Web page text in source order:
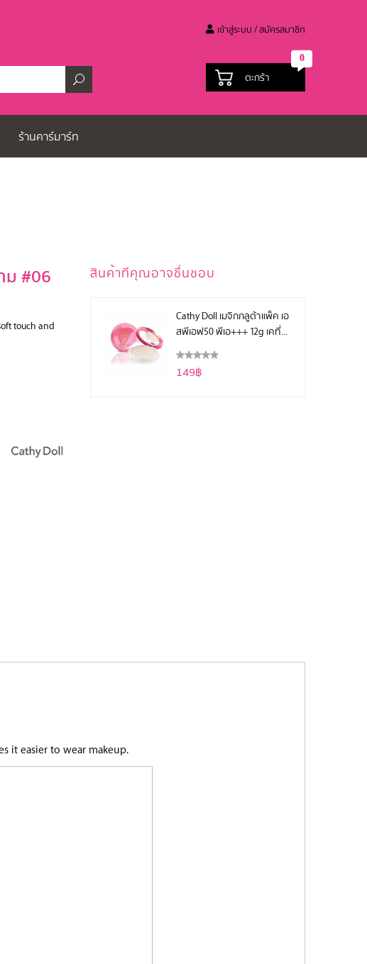
เข้าสู่ระบบ / สมัครสมาชิก
ตะกร้า
0
ร้านคาร์มาร์ท
ม #06
touch and
สินค้าทีคุณอาจชื่นชอบ
Cathy Doll เมจิกกลูต้าแพ็ค เอ
สพีเอฟ50 พีเอ+++ 12g เคที่
149฿
it easier to wear makeup.